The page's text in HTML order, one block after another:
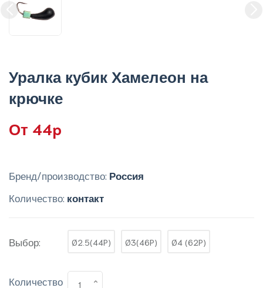
Уралка кубик Хамелеон на
крючке
От 44p
Бренд/производство: Россия
Количество: контакт
Выбор: Ø2.5(44P) Ø3(46P) Ø4 (62P)
Количество